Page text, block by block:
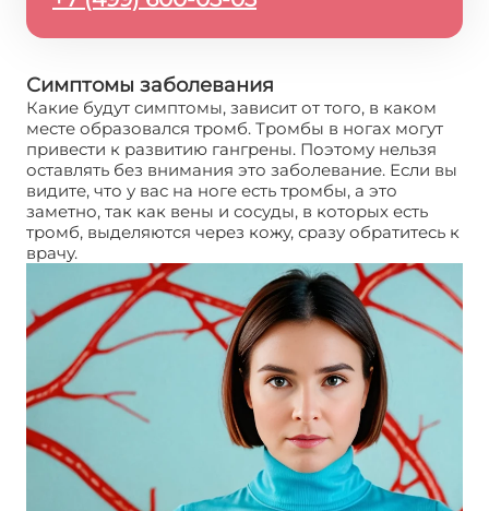
Симптомы заболевания
Какие будут симптомы, зависит от того, в каком
месте образовался тромб. Тромбы в ногах могут
привести к развитию гангрены. Поэтому нельзя
оставлять без внимания это заболевание. Если вы
видите, что у вас на ноге есть тромбы, а это
заметно, так как вены и сосуды, в которых есть
тромб, выделяются через кожу, сразу обратитесь к
врачу.